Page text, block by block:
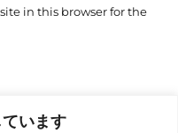
います
in this browser for the